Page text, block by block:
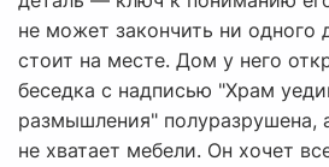
не может закончить ни одного
стоит на месте. Дом у него
беседка с надписью "Храм
размышления" полуразрушена,
не хватает мебели. Он хочет